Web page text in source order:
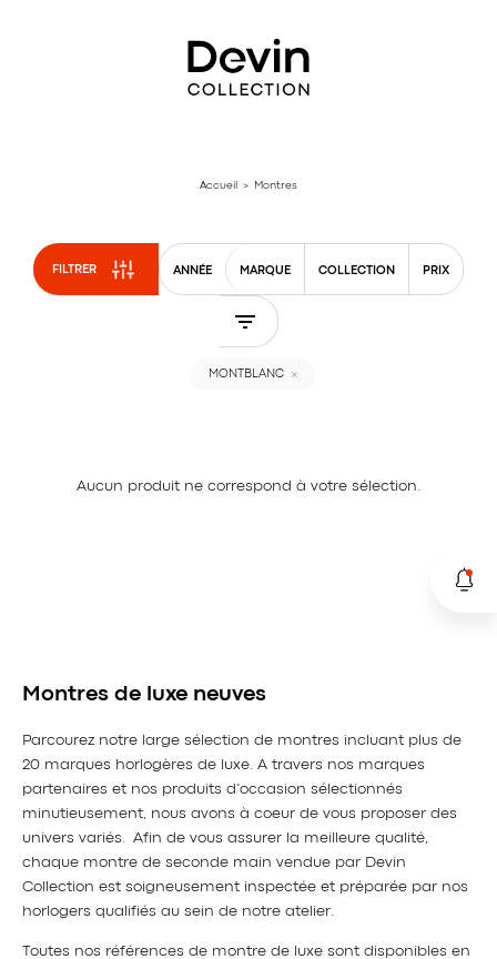
Accueil > Montres
FILTRER ANNÉE MARQUE COLLECTION PRIX
MONTBLANC
Aucun produit ne correspond à votre sélection.
Montres de luxe neuves
Parcourez notre large sélection de montres incluant plus de
20 marques horlogères de luxe. A travers nos marques
partenaires et nos produits d’occasion sélectionnés
minutieusement, nous avons à coeur de vous proposer des
univers variés. Afin de vous assurer la meilleure qualité,
chaque montre de seconde main vendue par Devin
Collection est soigneusement inspectée et préparée par nos
horlogers qualifiés au sein de notre atelier.
Toutes nos références de montre de luxe sont disponibles en